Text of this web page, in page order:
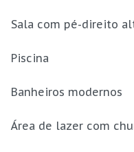
Sala com pé-direito
Piscina
Banheiros modernos
Área de lazer com